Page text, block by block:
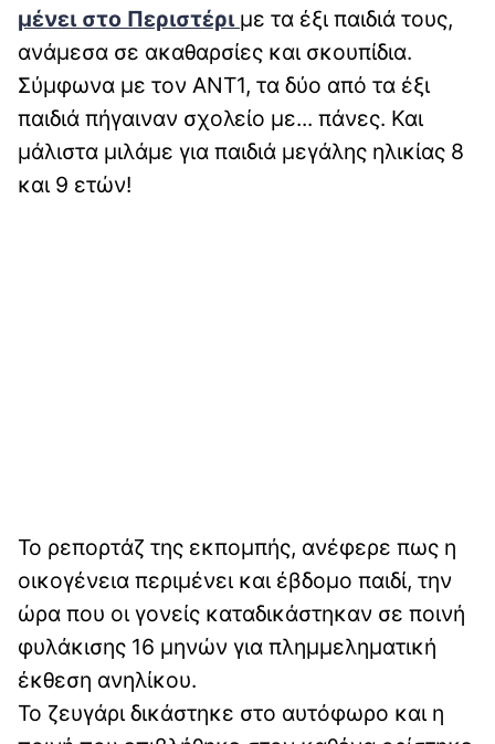
μένει στο Περιστέρι με τα έξι παιδιά τους,
ανάμεσα σε ακαθαρσίες και σκουπίδια.
Σύμφωνα με τον ΑΝΤ1, τα δύο από τα έξι
παιδιά πήγαιναν σχολείο με... πάνες. Και
μάλιστα μιλάμε για παιδιά μεγάλης ηλικίας 8
και 9 ετών!
Το ρεπορτάζ της εκπομπής, ανέφερε πως η
οικογένεια περιμένει και έβδομο παιδί, την
ώρα που οι γονείς καταδικάστηκαν σε ποινή
φυλάκισης 16 μηνών για πλημμεληματική
έκθεση ανηλίκου.
Το ζευγάρι δικάστηκε στο αυτόφωρο και η